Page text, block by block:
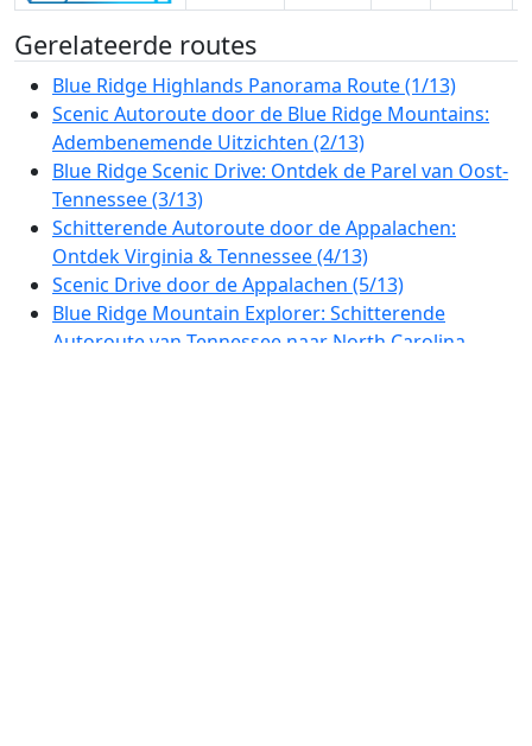
Gerelateerde routes
Blue Ridge Highlands Panorama Route (1/13)
Scenic Autoroute door de Blue Ridge Mountains:
Adembenemende Uitzichten (2/13)
Blue Ridge Scenic Drive: Ontdek de Parel van Oost-
Tennessee (3/13)
Schitterende Autoroute door de Appalachen:
Ontdek Virginia & Tennessee (4/13)
Scenic Drive door de Appalachen (5/13)
Blue Ridge Mountain Explorer: Schitterende
Autoroute van Tennessee naar North Carolina